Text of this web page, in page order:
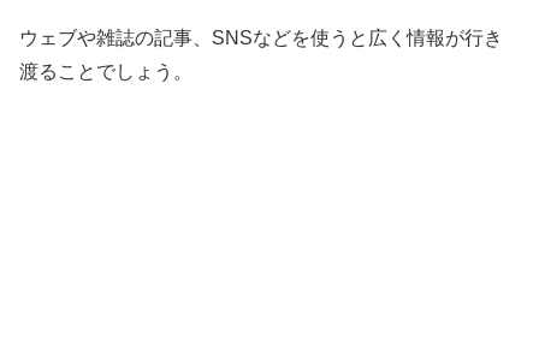
ウェブや雑誌の記事、SNSなどを使うと広く情報が行き
渡ることでしょう。